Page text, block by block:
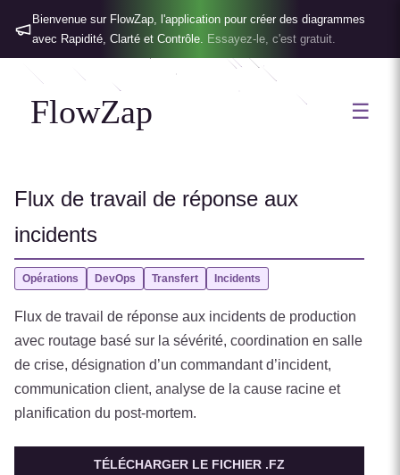
Bienvenue sur FlowZap, l'application pour créer des diagrammes
avec Rapidité, Clarté et Contrôle. Essayez-le, c'est gratuit.
FlowZap ☰
Flux de travail de réponse aux
incidents
Opérations DevOps Transfert Incidents
Flux de travail de réponse aux incidents de production
avec routage basé sur la sévérité, coordination en salle
de crise, désignation d’un commandant d’incident,
communication client, analyse de la cause racine et
planification du post-mortem.
TÉLÉCHARGER LE FICHIER .FZ